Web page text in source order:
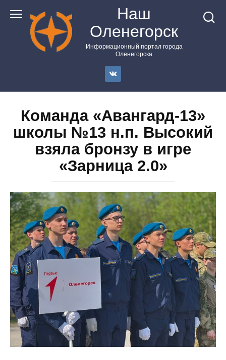
контенту
Наш
Оленегорск
Информационный портал города
Оленегорска
Команда «Авангард-13»
школы №13 н.п. Высокий
взяла бронзу в игре
«Зарница 2.0»